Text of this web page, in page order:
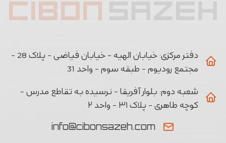
دفتر مرکزی:
خیابان الهیه - خیابان فیاضی - پلاک 28 -
مجتمع رودیوم - طبقه سوم - واحد 31
شعبه دوم: بلوار آفریقا - نرسیده به تقاطع مدرس -
کوچه طاهری - پلاک ۳۱ - واحد ۲
info@cibonsazeh.com